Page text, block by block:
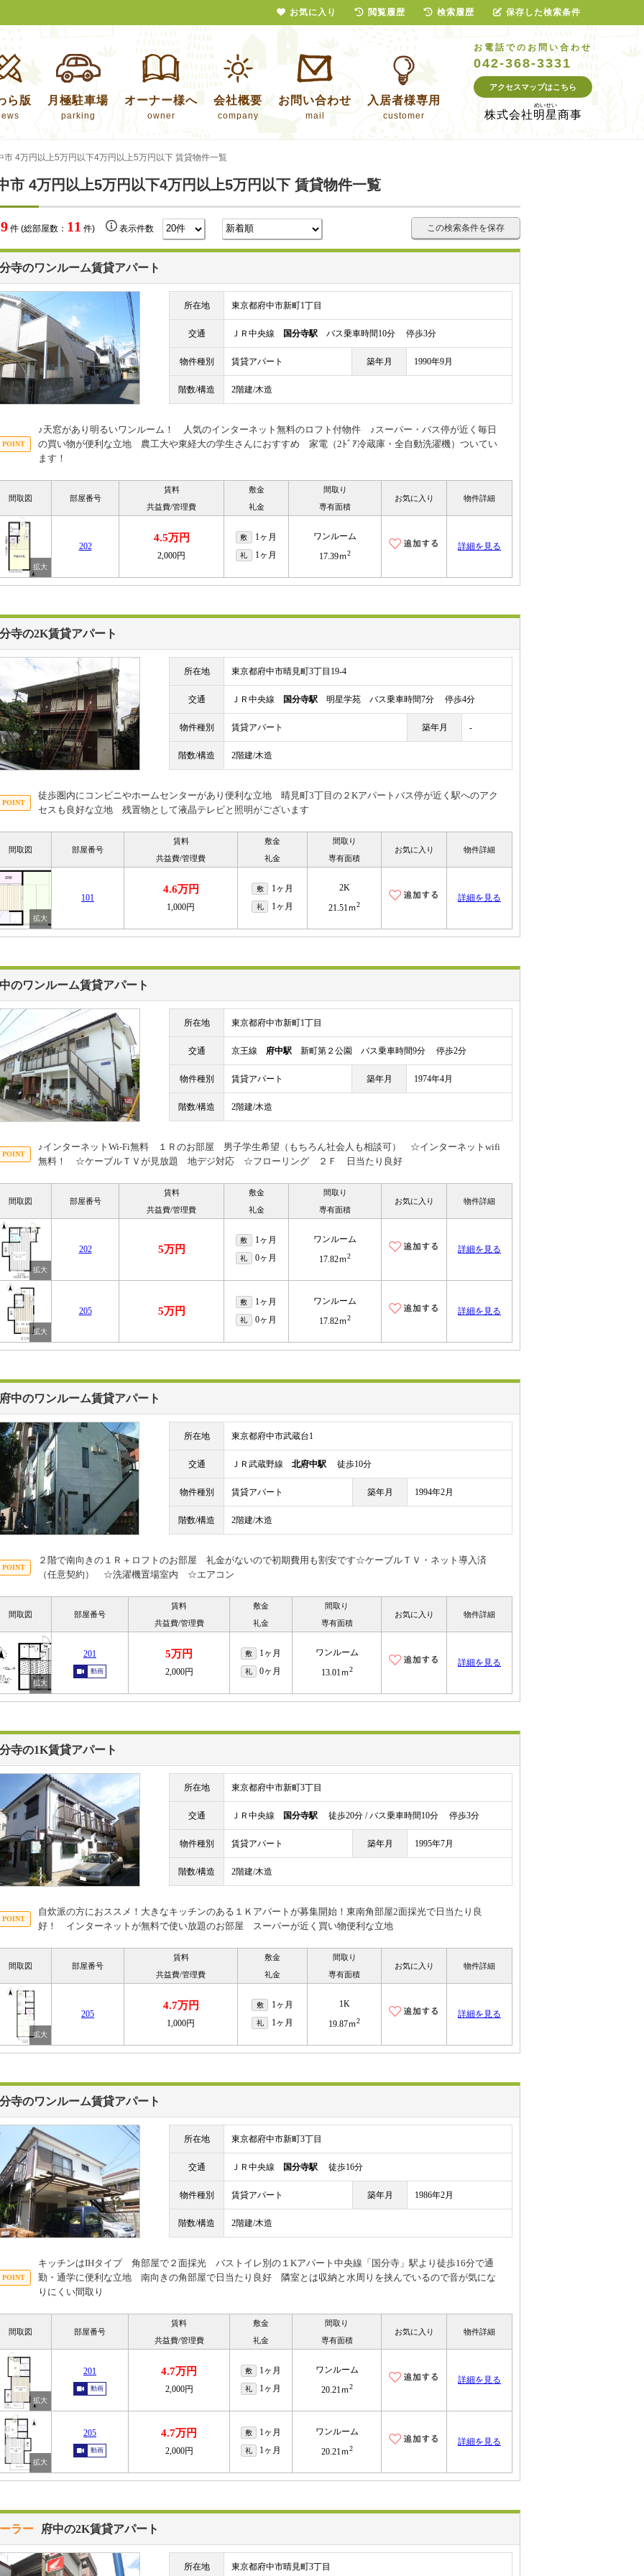
ら版 月極駐車場
parking
オーナー様へ
owner
会社概要
company
お問い合わせ
mail
入居者様専用
customer
お電話でのお問い合わせ
042-368-3331
アクセスマップはこちら
株式会社明星商事
市 4万円以上5万円以下4万円以上5万円以下 賃貸物件一覧
市 4万円以上5万円以下4万円以上5万円以下 賃貸物件一覧
9 件 (総部屋数： 11 件) 表示件数 この検索条件を保存
寺のワンルーム賃貸アパート
所在地 東京都府中市新町1丁目
交通 ＪＲ中央線 国分寺駅 バス乗車時間10分 停歩3分
物件種別 賃貸アパート 築年月 1990年9月
階数/構造 2階建/木造
♪天窓があり明るいワンルーム！ 人気のインターネット無料のロフト付物件 ♪スーパー・バス停が近く毎日
の買い物が便利な立地 農工大や東経大の学生さんにおすすめ 家電（2ﾄﾞｱ冷蔵庫・全自動洗濯機）ついてい
ます！
間取図 部屋番号
賃料
共益費/管理費
敷金
礼金
間取り
専有面積
お気に入り 物件詳細
202
4.5万円
2,000円
敷 1ヶ月
礼 1ヶ月
ワンルーム
17.39ｍ2
詳細を見る
寺の2K賃貸アパート
所在地 東京都府中市晴見町3丁目19-4
交通 ＪＲ中央線 国分寺駅 明星学苑 バス乗車時間7分 停歩4分
物件種別 賃貸アパート 築年月 -
階数/構造 2階建/木造
徒歩圏内にコンビニやホームセンターがあり便利な立地 晴見町3丁目の２Kアパートバス停が近く駅へのアク
セスも良好な立地 残置物として液晶テレビと照明がございます
間取図 部屋番号
賃料
共益費/管理費
敷金
礼金
間取り
専有面積
お気に入り 物件詳細
101
4.6万円
1,000円
敷 1ヶ月
礼 1ヶ月
2K
21.51ｍ2
詳細を見る
のワンルーム賃貸アパート
所在地 東京都府中市新町1丁目
交通 京王線 府中駅 新町第２公園 バス乗車時間9分 停歩2分
物件種別 賃貸アパート 築年月 1974年4月
階数/構造 2階建/木造
♪インターネットWi-Fi無料 １Ｒのお部屋 男子学生希望（もちろん社会人も相談可） ☆インターネットwifi
無料！ ☆ケーブルＴＶが見放題 地デジ対応 ☆フローリング ２Ｆ 日当たり良好
間取図 部屋番号
賃料
共益費/管理費
敷金
礼金
間取り
専有面積
お気に入り 物件詳細
202 5万円
敷 1ヶ月
礼 0ヶ月
ワンルーム
17.82ｍ2
詳細を見る
205 5万円
敷 1ヶ月
礼 0ヶ月
ワンルーム
17.82ｍ2
詳細を見る
中のワンルーム賃貸アパート
所在地 東京都府中市武蔵台1
交通 ＪＲ武蔵野線 北府中駅 徒歩10分
物件種別 賃貸アパート 築年月 1994年2月
階数/構造 2階建/木造
２階で南向きの１Ｒ＋ロフトのお部屋 礼金がないので初期費用も割安です☆ケーブルＴＶ・ネット導入済
（任意契約） ☆洗濯機置場室内 ☆エアコン
間取図 部屋番号
賃料
共益費/管理費
敷金
礼金
間取り
専有面積
お気に入り 物件詳細
201
動画
5万円
2,000円
敷 1ヶ月
礼 0ヶ月
ワンルーム
13.01ｍ2
詳細を見る
寺の1K賃貸アパート
所在地 東京都府中市新町3丁目
交通 ＪＲ中央線 国分寺駅 徒歩20分 / バス乗車時間10分 停歩3分
物件種別 賃貸アパート 築年月 1995年7月
階数/構造 2階建/木造
自炊派の方におススメ！大きなキッチンのある１Ｋアパートが募集開始！東南角部屋2面採光で日当たり良
好！ インターネットが無料で使い放題のお部屋 スーパーが近く買い物便利な立地
間取図 部屋番号
賃料
共益費/管理費
敷金
礼金
間取り
専有面積
お気に入り 物件詳細
205
4.7万円
1,000円
敷 1ヶ月
礼 1ヶ月
1K
19.87ｍ2
詳細を見る
寺のワンルーム賃貸アパート
所在地 東京都府中市新町3丁目
交通 ＪＲ中央線 国分寺駅 徒歩16分
物件種別 賃貸アパート 築年月 1986年2月
階数/構造 2階建/木造
キッチンはIHタイプ 角部屋で２面採光 バストイレ別の１Kアパート中央線「国分寺」駅より徒歩16分で通
勤・通学に便利な立地 南向きの角部屋で日当たり良好 隣室とは収納と水周りを挟んでいるので音が気にな
りにくい間取り
間取図 部屋番号
賃料
共益費/管理費
敷金
礼金
間取り
専有面積
お気に入り 物件詳細
201
動画
4.7万円
2,000円
敷 1ヶ月
礼 1ヶ月
ワンルーム
20.21ｍ2
詳細を見る
205
動画
4.7万円
2,000円
敷 1ヶ月
礼 1ヶ月
ワンルーム
20.21ｍ2
詳細を見る
ラー 府中の2K賃貸アパート
所在地 東京都府中市晴見町3丁目
お気に入り 閲覧履歴 検索履歴 保存した検索条件